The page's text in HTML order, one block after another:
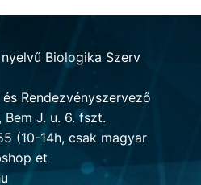
Biologika Szerv
Rendezvényszervező
J. u. 6. fszt.
(10-14h, csak magyar
et